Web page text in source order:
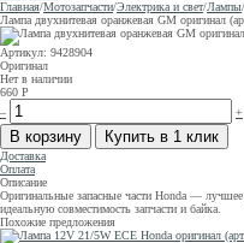
Главная/Мотозапчасти/Электрика и свет/Лампы/
Лампа двухнитевая оранжевая GM оригинал
Артикул: 9428904
Оригинал
Нет в наличии
660 Р
–
+
Доставка
Оплата
Описание
Оригинальные запасные части Honda —
идеальную совместимость запчасти и байка.
Похожие предложения